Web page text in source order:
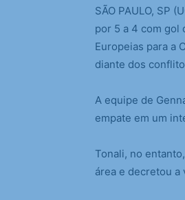
SÃO PAULO, SP
por 5 a 4 com gol
Europeias para a
diante dos
A equipe de
empate em um
Tonali, no
área e decretou a